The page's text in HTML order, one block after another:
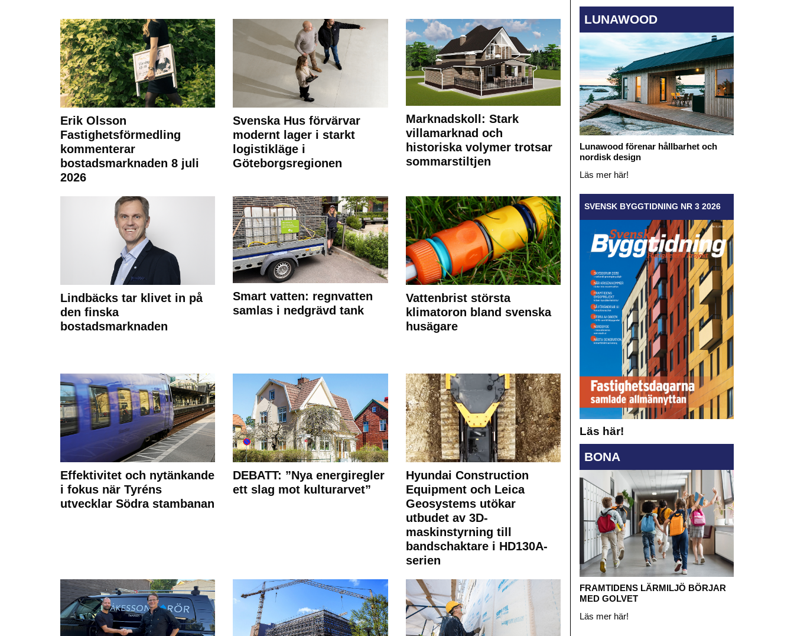
Erik Olsson
Fastighetsförmedling
kommenterar
bostadsmarknaden 8 juli
2026
Svenska Hus förvärvar
modernt lager i starkt
logistikläge i
Göteborgsregionen
Marknadskoll: Stark
villamarknad och
historiska volymer trotsar
sommarstiltjen
Lindbäcks tar klivet in på
den finska
bostadsmarknaden
Smart vatten: regnvatten
samlas i nedgrävd tank
Vattenbrist största
klimatoron bland svenska
husägare
Effektivitet och nytänkande
i fokus när Tyréns
utvecklar Södra stambanan
DEBATT: ”Nya energiregler
ett slag mot kulturarvet”
Hyundai Construction
Equipment och Leica
Geosystems utökar
utbudet av 3D-
maskinstyrning till
bandschaktare i HD130A-
serien
LUNAWOOD
Lunawood förenar hållbarhet och
nordisk design
Läs mer här!
SVENSK BYGGTIDNING NR 3 2026
Läs här!
BONA
FRAMTIDENS LÄRMILJÖ BÖRJAR
MED GOLVET
Läs mer här!